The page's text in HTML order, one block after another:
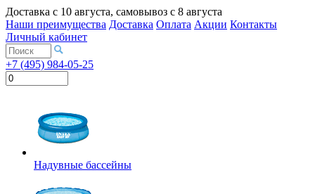
Доставка с 10 августа, самовывоз с 8 августа
Наши преимущества Доставка Оплата Акции Контакты
Личный кабинет
+7 (495) 984-05-25
Надувные бассейны